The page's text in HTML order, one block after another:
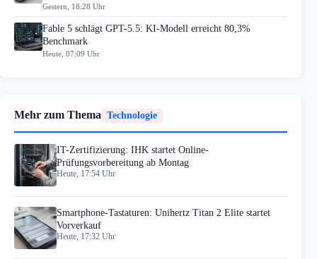
Gestern, 18:28 Uhr
Fable 5 schlägt GPT-5.5: KI-Modell erreicht 80,3%
Benchmark
Heute, 07:09 Uhr
Mehr zum Thema Technologie
IT-Zertifizierung: IHK startet Online-
Prüfungsvorbereitung ab Montag
Heute, 17:54 Uhr
Smartphone-Tastaturen: Unihertz Titan 2 Elite startet
Vorverkauf
Heute, 17:32 Uhr